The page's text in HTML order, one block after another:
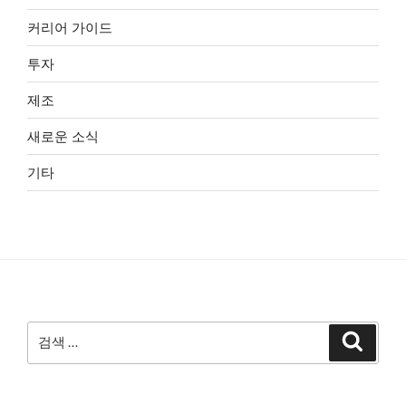
커리어 가이드
투자
제조
새로운 소식
기타
색: